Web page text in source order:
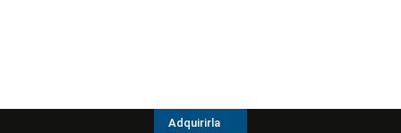
Adquirirla